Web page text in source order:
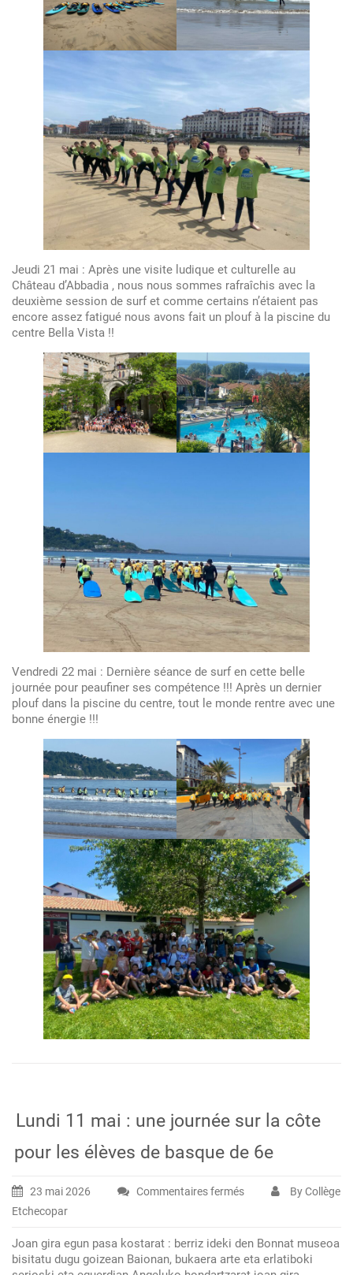
Jeudi 21 mai : Après une visite ludique et culturelle au
Château d’Abbadia , nous nous sommes rafraîchis avec la
deuxième session de surf et comme certains n’étaient pas
encore assez fatigué nous avons fait un plouf à la piscine du
centre Bella Vista !!
Vendredi 22 mai : Dernière séance de surf en cette belle
journée pour peaufiner ses compétence !!! Après un dernier
plouf dans la piscine du centre, tout le monde rentre avec une
bonne énergie !!!
Lundi 11 mai : une journée sur la côte
pour les élèves de basque de 6e
23 mai 2026 Commentaires ferméssur
mai
By Collège
Etchecopar
Joan gira egun pasa kostarat : berriz ideki den Bonnat museoa
bisitatu dugu goizean Baionan, bukaera arte eta erlatiboki